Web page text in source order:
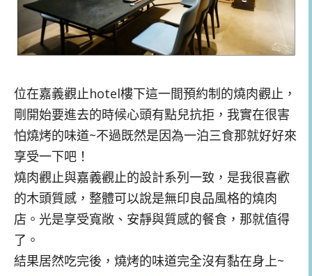
位在嘉義觀止hotel樓下這一間預約制的燒肉觀止，
剛開始要進去的時候心頭有點兒抗拒，我實在很害
怕燒烤的味道~不過既然是因為一泊三食那就好好來
享受一下吧！
燒肉觀止與嘉義觀止的設計系列一致，是我很喜歡
的木頭質感，整體可以說是無印良品風格的燒肉
店。光是享受寬敞、安靜與質感的餐食，那就值得
了。
結果居然吃完後，燒烤的味道完全沒有黏在身上~